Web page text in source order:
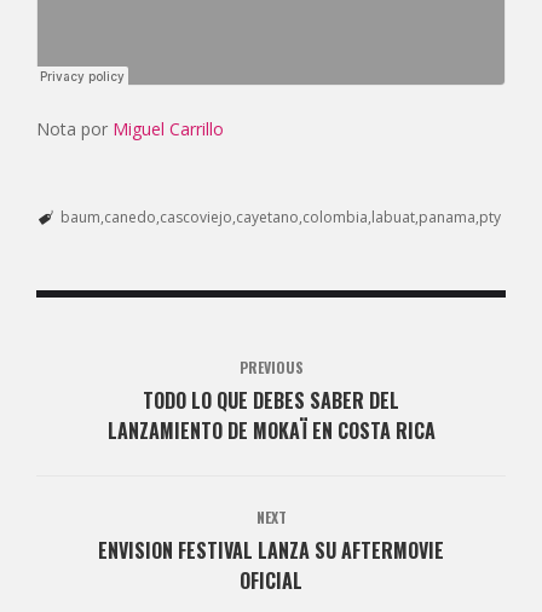
Nota por Miguel Carrillo
baum canedo cascoviejo cayetano colombia labuat panama pty
PREVIOUS
TODO LO QUE DEBES SABER DEL
LANZAMIENTO DE MOKAÏ EN COSTA RICA
NEXT
ENVISION FESTIVAL LANZA SU AFTERMOVIE
OFICIAL